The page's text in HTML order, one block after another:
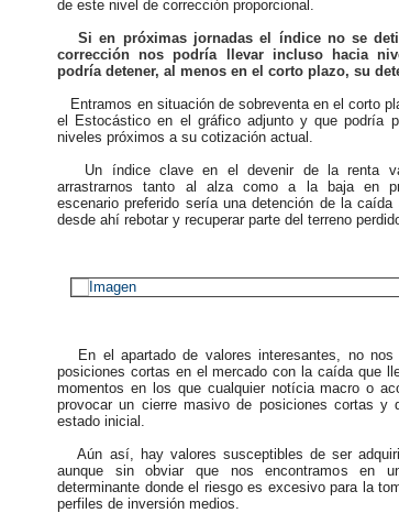
de este nivel de corrección proporcional.
Si en próximas jornadas el índice no se
corrección nos podría llevar incluso hacia
podría detener, al menos en el corto plazo, su
Entramos en situación de sobreventa en el corto
el Estocástico en el gráfico adjunto y que podría
niveles próximos a su cotización actual.
Un índice clave en el devenir de la renta
arrastrarnos tanto al alza como a la baja en
escenario preferido sería una detención de la
desde ahí rebotar y recuperar parte del terreno
En el apartado de valores interesantes, no nos
posiciones cortas en el mercado con la caída que
momentos en los que cualquier notícia macro o
provocar un cierre masivo de posiciones cortas
estado inicial.
Aún así, hay valores susceptibles de ser
aunque sin obviar que nos encontramos en
determinante donde el riesgo es excesivo para la
perfiles de inversión medios.